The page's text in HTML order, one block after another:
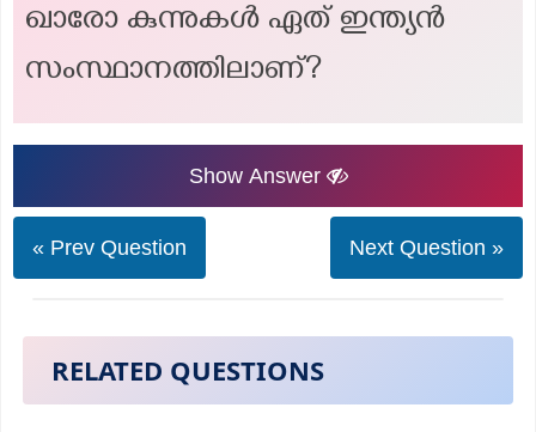
ഖാരോ കുന്നുകൾ ഏത് ഇന്ത്യൻ
സംസ്ഥാനത്തിലാണ്?
Show Answer
« Prev Question Next Question »
RELATED QUESTIONS